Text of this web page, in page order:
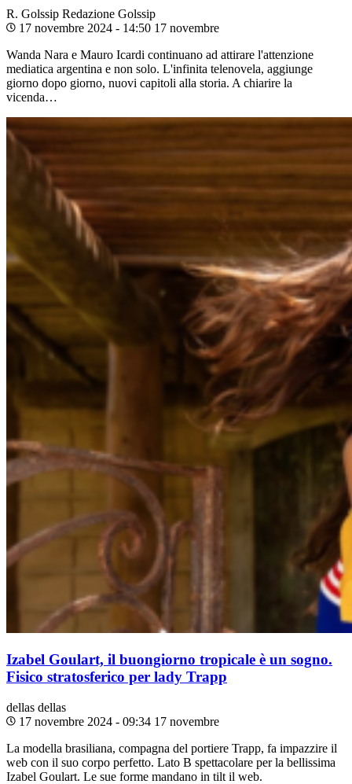
R. Golssip Redazione Golssip
17 novembre 2024 - 14:50 17 novembre
Wanda Nara e Mauro Icardi continuano ad attirare l'attenzione
mediatica argentina e non solo. L'infinita telenovela, aggiunge
giorno dopo giorno, nuovi capitoli alla storia. A chiarire la
vicenda…
Izabel Goulart, il buongiorno tropicale è un sogno.
Fisico stratosferico per lady Trapp
dellas dellas
17 novembre 2024 - 09:34 17 novembre
La modella brasiliana, compagna del portiere Trapp, fa impazzire il
web con il suo corpo perfetto. Lato B spettacolare per la bellissima
Izabel Goulart. Le sue forme mandano in tilt il web.